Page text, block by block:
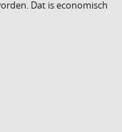
Dat is economisch